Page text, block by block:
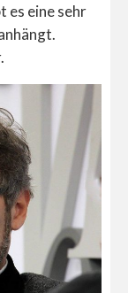
es eine sehr